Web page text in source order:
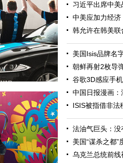
习近平出席中
中美应加力经
韩允许在韩美
美国Isis品牌名
朝鲜再射2枚导
谷歌3D感应手
中国日报漫画：
ISIS被指借非法
法油气巨头：
美国“谋杀之都
乌克兰总统前